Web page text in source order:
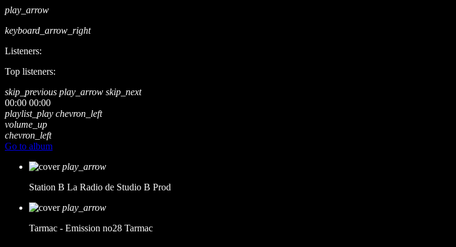
play_arrow
keyboard_arrow_right
Listeners:
Top listeners:
skip_previous play_arrow skip_next
00:00 00:00
playlist_play chevron_left
volume_up
chevron_left
Go to album
play_arrow
Station B La Radio de Studio B Prod
play_arrow
Tarmac - Emission no28 Tarmac